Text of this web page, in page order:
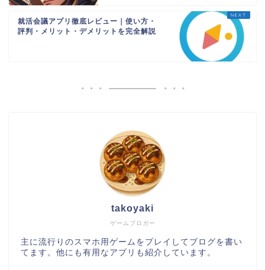
就活会議アプリ徹底レビュー｜使い方・
評判・メリット・デメリットを完全解説
ゲームブロガー
takoyaki
主に流行りのスマホ用ゲームをプレイしてブログを書い
てます。他にも有用なアプリも紹介しています。